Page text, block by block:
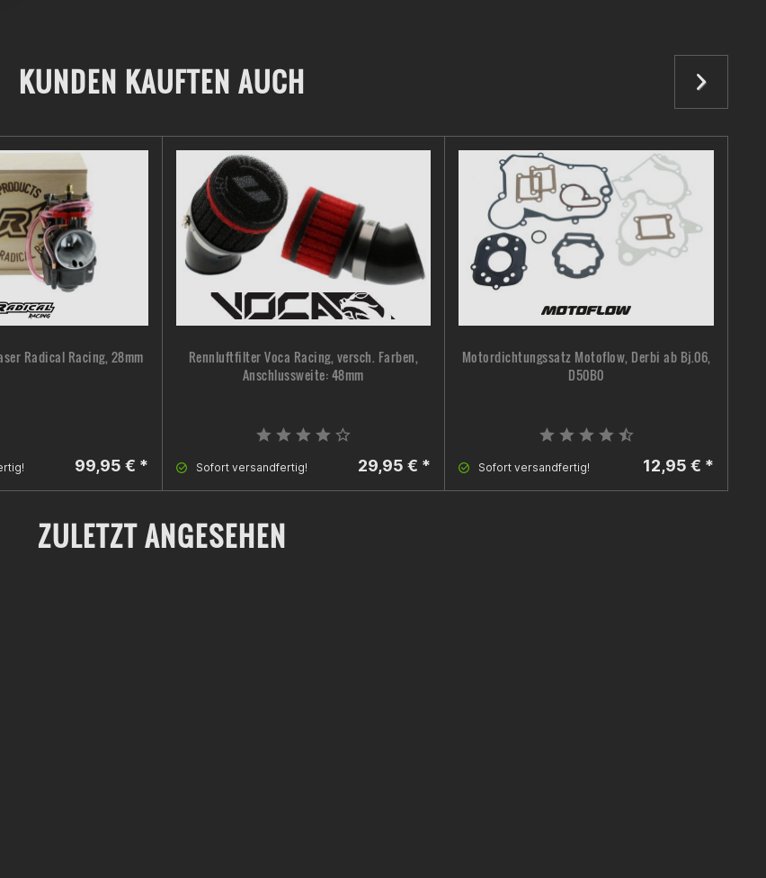
KUNDEN KAUFTEN AUCH
Radical Racing, 28mm
99,95 € *
Rennluftfilter Voca Racing, versch. Farben,
Anschlussweite: 48mm
Sofort versandfertig! 29,95 € *
Motordichtungssatz Motoflow, Derbi ab Bj.06,
D50B0
Sofort versandfertig! 12,95 € *
ZULETZT ANGESEHEN